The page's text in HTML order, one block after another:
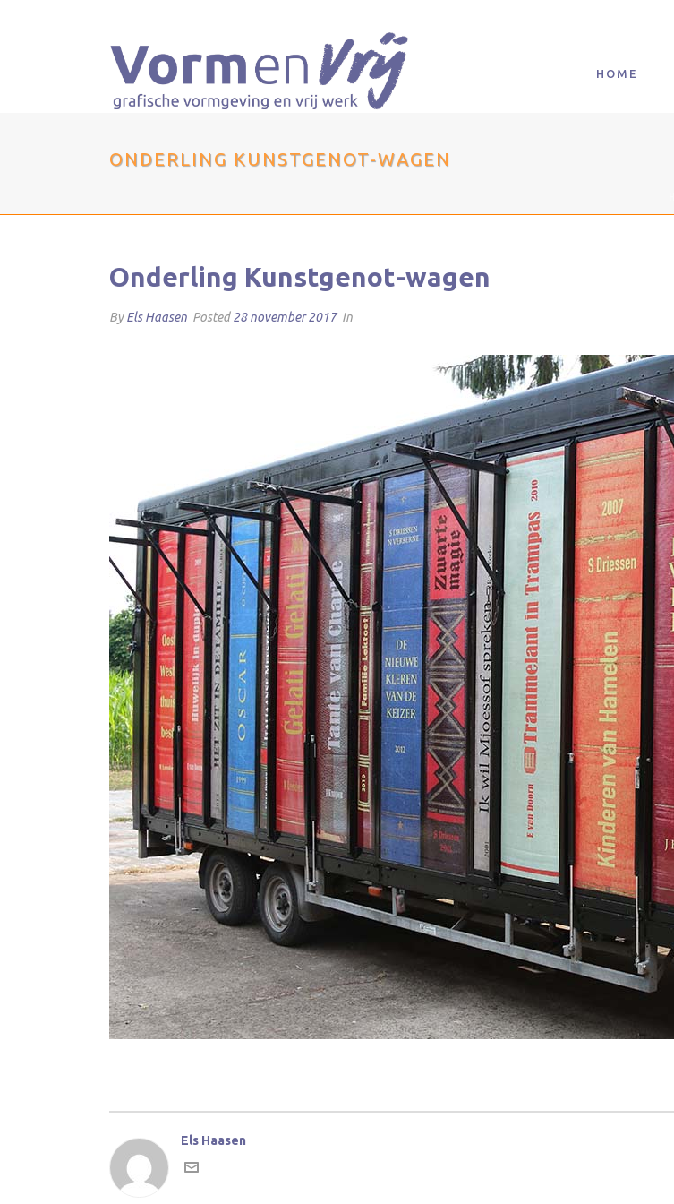
HOME
ONDERLING KUNSTGENOT-WAGEN
Onderling Kunstgenot-wagen
ByEls Haasen Posted28 november 2017 In
Els Haasen